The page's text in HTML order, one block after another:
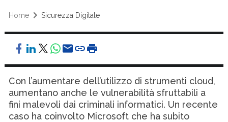
Home Sicurezza Digitale
Con l’aumentare dell’utilizzo di strumenti cloud,
aumentano anche le vulnerabilità sfruttabili a
fini malevoli dai criminali informatici. Un recente
caso ha coinvolto Microsoft che ha subito